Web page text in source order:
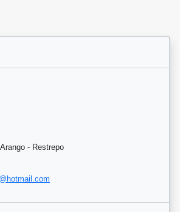
- Restrepo